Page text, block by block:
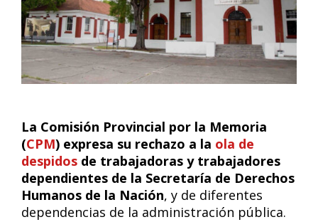
La Comisión Provincial por la Memoria
(CPM) expresa su rechazo a la ola de
despidos de trabajadoras y trabajadores
dependientes de la Secretaría de Derechos
Humanos de la Nación, y de diferentes
dependencias de la administración pública.